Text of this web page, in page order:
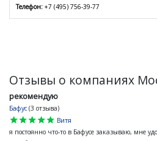
Телефон: +7 (495) 756-39-77
Отзывы о компаниях
рекомендую
Бафус (3 отзыва)
star
star
star
star
star
Витя
я постоянно что-то в Бафусе заказываю, мне